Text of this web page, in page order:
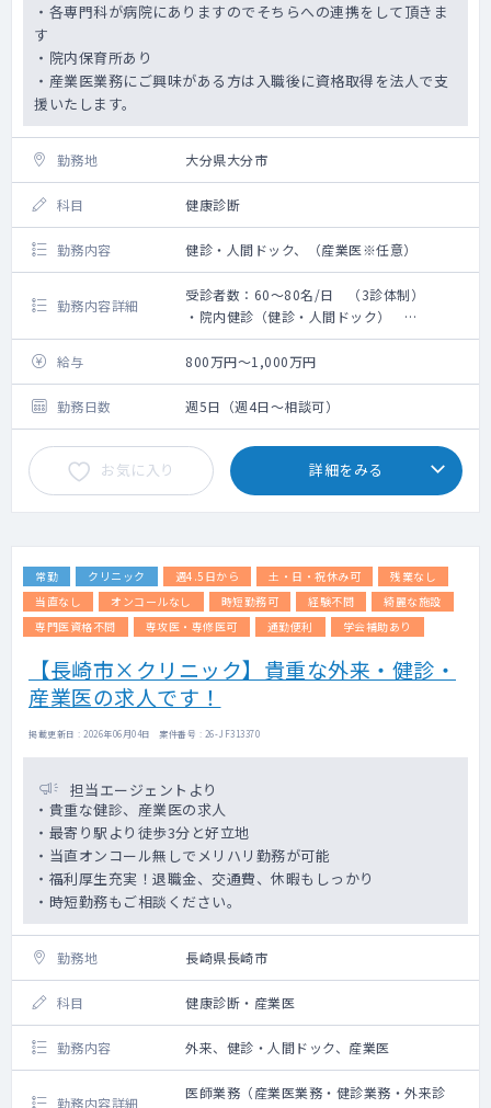
・各専門科が病院にありますのでそちらへの連携をして頂きま
す
・院内保育所あり
・産業医業務にご興味がある方は入職後に資格取得を法人で支
援いたします。
勤務地 大分県大分市
科目 健康診断
勤務内容 健診・人間ドック、（産業医※任意）
勤務内容詳細
受診者数：60～80名/日 （3診体制）
・院内健診（健診・人間ドック）
・産業医（任意）
給与
800万円～1,000万円
勤務日数 週5日（週4日～相談可）
お気に入り 詳細をみる
常勤 クリニック 週4.5日から 土・日・祝休み可
残業なし
当直なし
オンコールなし 時短勤務可 経験不問
綺麗な施設
専門医資格不問
専攻医・専修医可 通勤便利 学会補助あり
【長崎市×クリニック】貴重な外来・健診・
産業医の求人です！
掲載更新日 : 2026年06月04日 案件番号 : 26-JF313370
担当エージェントより
・貴重な健診、産業医の求人
・最寄り駅より徒歩3分と好立地
・当直オンコール無しでメリハリ勤務が可能
・福利厚生充実！退職金、交通費、休暇もしっかり
・時短勤務もご相談ください。
勤務地 長崎県長崎市
科目 健康診断・産業医
勤務内容 外来、健診・人間ドック、産業医
勤務内容詳細
医師業務（産業医業務・健診業務・外来診